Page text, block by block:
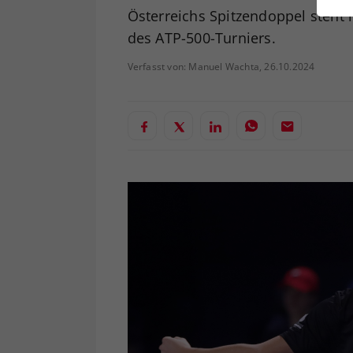
Österreichs Spitzendoppel steht
des ATP-500-Turniers.
Verfasst von: Manuel Wachta, 26.10.2024